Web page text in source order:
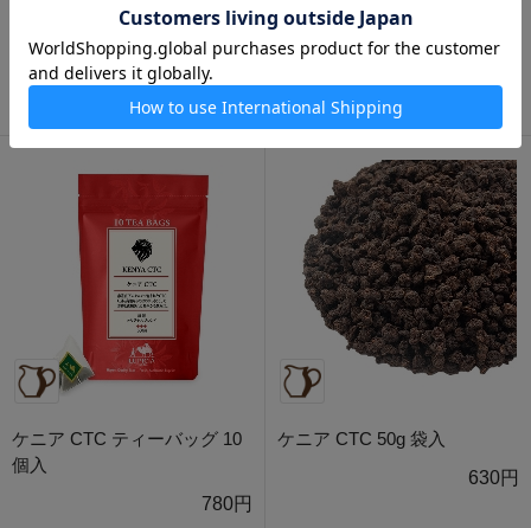
タイガーヒル 2026 50g 袋入
1,000円
デカフェ・ショコラ ティーバ
ッグ 10個入
ケニア CTC ティーバッグ 10
個入
780円
ケニア CTC 50g 袋入
630円